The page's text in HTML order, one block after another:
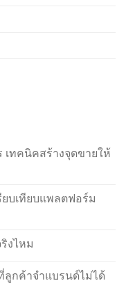
เทคนิคสร้างจุดขายให้
บเทียบแพลตฟอร์ม
งไหม
ลูกค้าจำแบรนด์ไม่ได้